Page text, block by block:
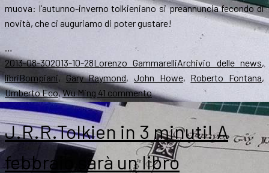
muova: l’autunno-inverno tolkieniano si preannuncia fecondo di
novità, che ci auguriamo di poter gustare!
…
Scritto
il
2013-08-302013-10-28Autore
Lorenzo GammarelliCategorie
Archivio delle news,
libriTag
Bompiani, Gary Raymond,John Howe, Roberto Fontana,
Umberto Eco,Wu Ming 41 commentosu
Libri
l’autunno:
ecco
tutte
J.R.R.Tolkien in 3 minuti! A
febbraio sarà un libro